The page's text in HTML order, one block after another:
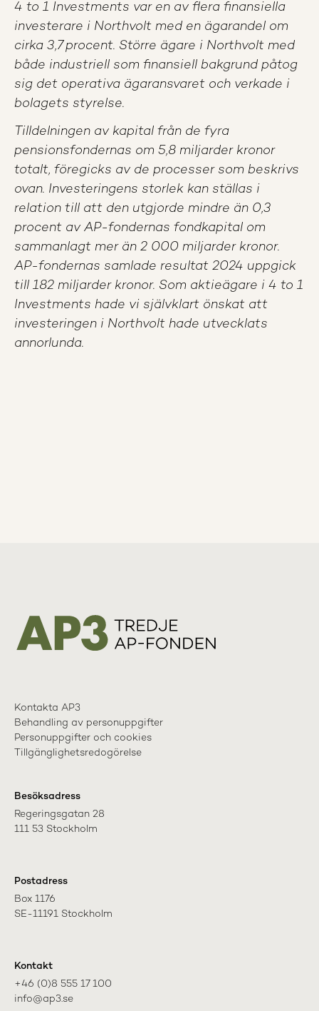
4 to 1 Investments var en av flera finansiella
investerare i Northvolt med en ägarandel om
cirka 3,7 procent. Större ägare i Northvolt med
både industriell som finansiell bakgrund påtog
sig det operativa ägaransvaret och verkade i
bolagets styrelse.
Tilldelningen av kapital från de fyra
pensionsfondernas om 5,8 miljarder kronor
totalt, föregicks av de processer som beskrivs
ovan. Investeringens storlek kan ställas i
relation till att den utgjorde mindre än 0,3
procent av AP-fondernas fondkapital om
sammanlagt mer än 2 000 miljarder kronor.
AP-fondernas samlade resultat 2024 uppgick
till 182 miljarder kronor. Som aktieägare i 4 to 1
Investments hade vi självklart önskat att
investeringen i Northvolt hade utvecklats
annorlunda.
Kontakta AP3
Behandling av personuppgifter
Personuppgifter och cookies
Tillgänglighetsredogörelse
Besöksadress
Regeringsgatan 28
111 53 Stockholm
Postadress
Box 1176
SE-11191 Stockholm
Kontakt
+46 (0)8 555 17 100
info@ap3.se